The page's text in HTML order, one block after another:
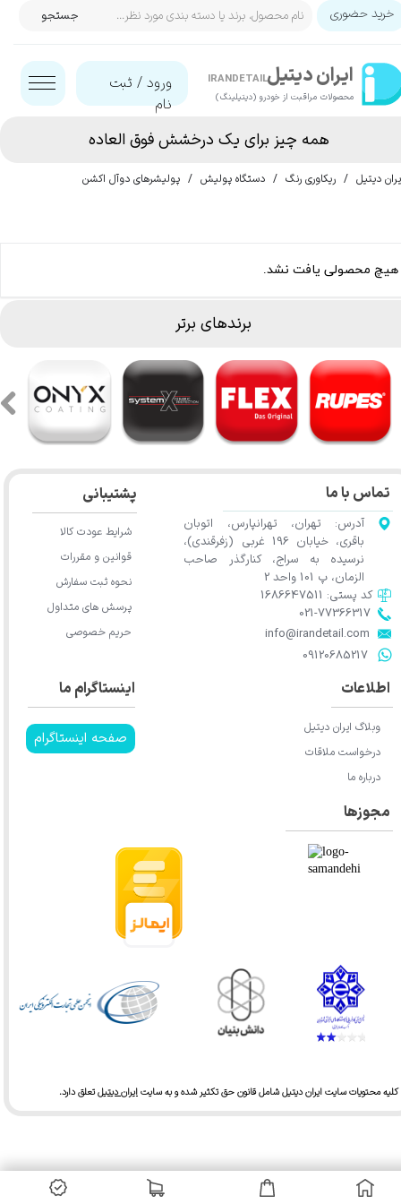
ایران‌ دیتیل
محصولات مراقبت از خودرو (دیتیلینگ)​​​​​​​
IRANDETAIL ورود / ثبت
نام
حساب کاربری من
تغییر گذر واژه
جستجو خرید حضوری
همه چیز برای یک درخشش فوق العاده
دیتیل ریکاوری رنگ دستگاه پولیش پولیشرهای دوآل اکشن
هیچ محصولی یافت نشد.
برندهای برتر
محتویات سایت ایران دیتیل شامل قانون حق تکثیر شده و به سایتایران دیتیلتعلق دارد.​​​​​​​
تماس با ما
آدرس: تهران، تهرانپارس، اتوبان
باقری، خیابان 196 غربی (زفرقندی)،
نرسیده به سراج، کنارگذر صاحب
الزمان، پ 101 واحد 2
​​​​​​​info@irandetail.com
021-77366317​​​​​​​​​​​​​​​​​​​​​
​​​​​​​09120685217​​​​​​​
کد پستی: 1686647511
اینستاگرام ما
صفحه اینستاگرام
اطلاعات
وبلاگ ایران دیتیل
درخواست ملاقات
درباره ما
پشتیبانی
شرایط عودت کالا
قوانین و مقررات
نحوه ثبت سفارش
پرسش های متداول
حریم خصوصی
مجوزها